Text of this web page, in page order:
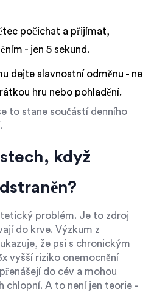
počichat a přijímat,
- jen 5 sekund.
dejte slavnostní odměnu - ne
hru nebo pohladění.
to stane součástí denního
když
problém. Je to zdroj
do krve. Výzkum z
že psi s chronickým
vyšší riziko onemocnění
do cév a mohou
chlopní. A to není jen teorie -